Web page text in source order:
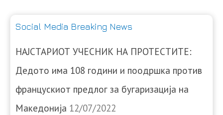
Social Media Breaking News
НАЈСТАРИОТ УЧЕСНИК НА ПРОТЕСТИТЕ:
Дедото има 108 години и поодршка против
францускиот предлог за бугаризација на
Македонија 12/07/2022